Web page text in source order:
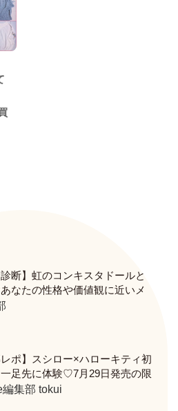
診断】虹のコンキスタドールと
なたの性格や価値観に近いメ
かる、fasmeの新診断がスター
レポ】スシロー×ハローキティ初
足先に体験♡7月29日発売の限
＆グッズをレポ！
編集部 tokui